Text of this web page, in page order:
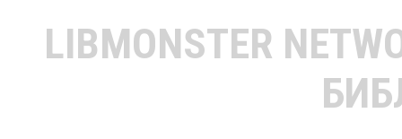
LIBMONSTER